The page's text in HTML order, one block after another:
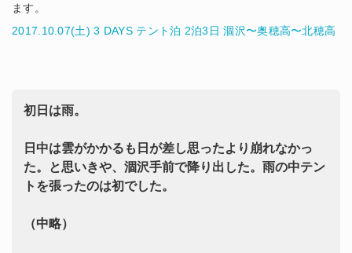
ます。
2017.10.07(土) 3 DAYS テント泊 2泊3日 涸沢〜奥穂高〜北穂高
初日は雨。
日中は雲がかかるも日が差し思ったより崩れなかっ
た。と思いきや、涸沢手前で降り出した。雨の中テン
トを張ったのは初でした。
（中略）